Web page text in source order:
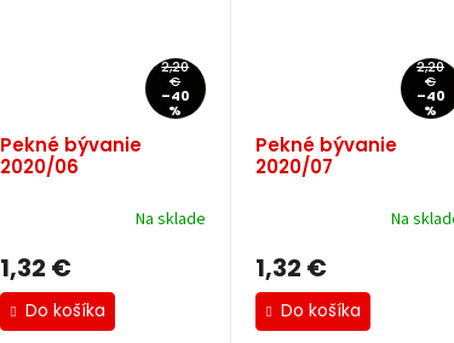
2,20
€
–40
%
Pekné bývanie
2020/06
Na sklade
1,32 €
Do košíka
2,20
€
–40
%
Pekné bývanie
2020/07
Na
1,32 €
Do košíka